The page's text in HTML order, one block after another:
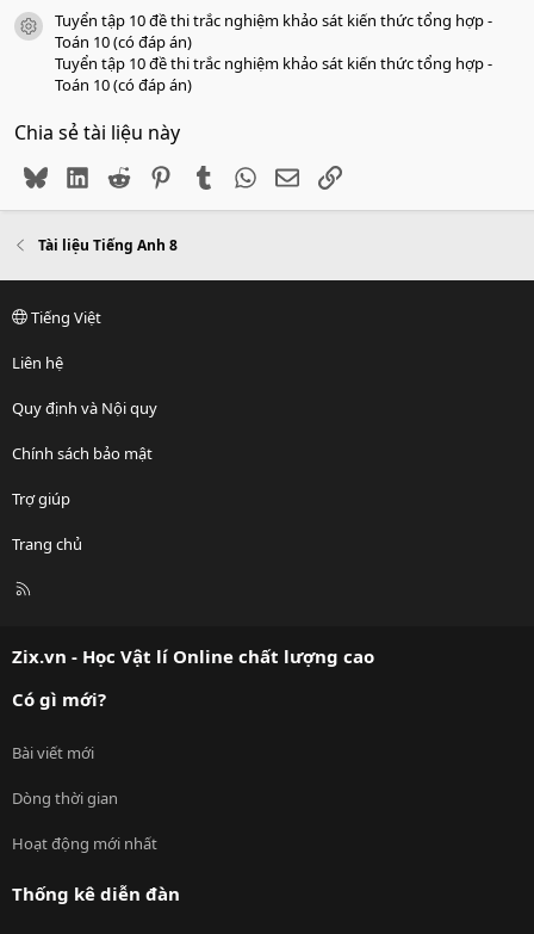
icon tài liệu
Tuyển tập 10 đề thi trắc nghiệm khảo sát kiến thức tổng hợp -
Toán 10 (có đáp án)
Tuyển tập 10 đề thi trắc nghiệm khảo sát kiến thức tổng hợp -
Toán 10 (có đáp án)
Chia sẻ tài liệu này
BlueskyLinkedIn
Reddit PinterestTumblr WhatsApp
EmailLink
Tài liệu Tiếng Anh 8
Tiếng Việt
Liên hệ
Quy định và Nội quy
Chính sách bảo mật
Trợ giúp
Trang chủ
R
Zix.vn - Học Vật lí Online chất lượng cao
Có gì mới?
Bài viết mới
Dòng thời gian
Hoạt động mới nhất
Thống kê diễn đàn